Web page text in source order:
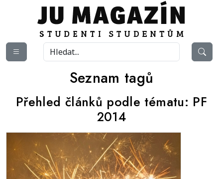
Seznam tagů
Přehled článků podle tématu: PF
2014